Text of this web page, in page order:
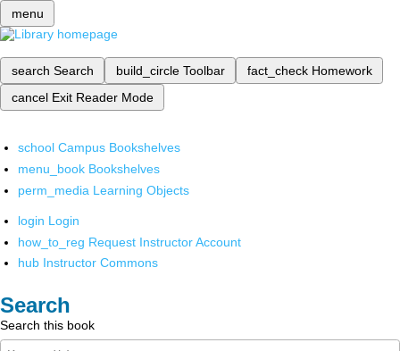
menu
search Search build_circle Toolbar fact_check Homework
cancel Exit Reader Mode
school Campus Bookshelves
menu_book Bookshelves
perm_media Learning Objects
login Login
how_to_reg Request Instructor Account
hub Instructor Commons
Search
Search this book